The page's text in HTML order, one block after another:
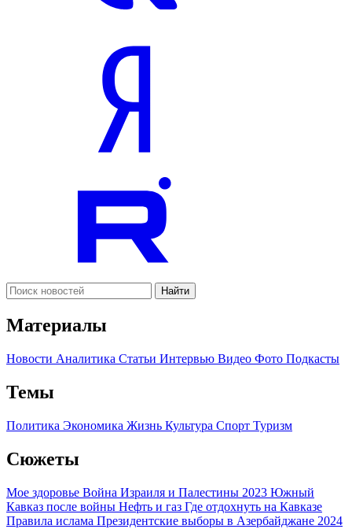
Найти
Материалы
Новости Аналитика Статьи Интервью Видео Фото Подкасты
Темы
Политика Экономика Жизнь Культура Спорт Туризм
Сюжеты
Мое здоровье Война Израиля и Палестины 2023 Южный
Кавказ после войны Нефть и газ Где отдохнуть на Кавказе
Правила ислама Президентские выборы в Азербайджане 2024